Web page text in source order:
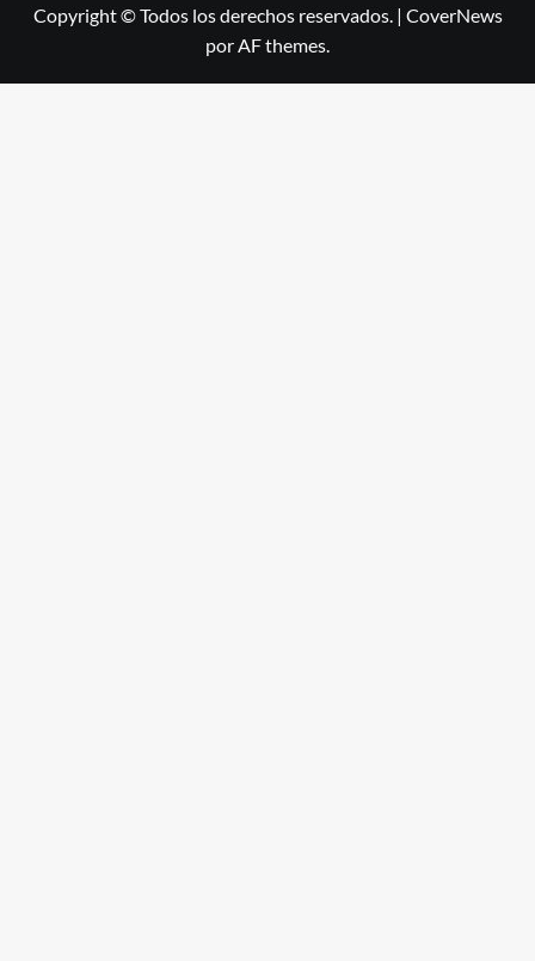
Copyright © Todos los derechos reservados. | CoverNews
por AF themes.